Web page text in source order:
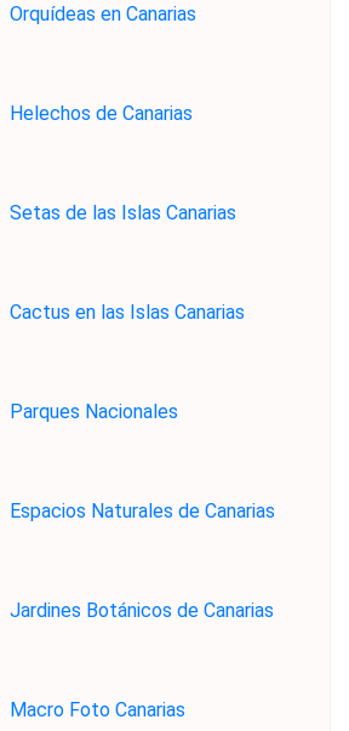
Orquídeas en Canarias
Helechos de Canarias
Setas de las Islas Canarias
Cactus en las Islas Canarias
Parques Nacionales
Espacios Naturales de Canarias
Jardines Botánicos de Canarias
Macro Foto Canarias